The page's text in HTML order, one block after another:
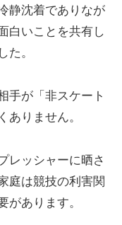
静沈着でありなが
白いことを共有し
た。
手が「非スケート
ありません。
レッシャーに晒さ
庭は競技の利害関
があります。